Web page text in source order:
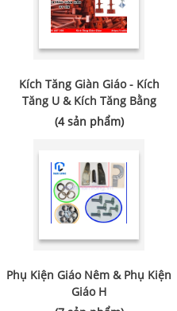
Kích Tăng Giàn Giáo - Kích
Tăng U & Kích Tăng Bằng
(4 sản phẩm)
Phụ Kiện Giáo Nêm & Phụ Kiện
Giáo H